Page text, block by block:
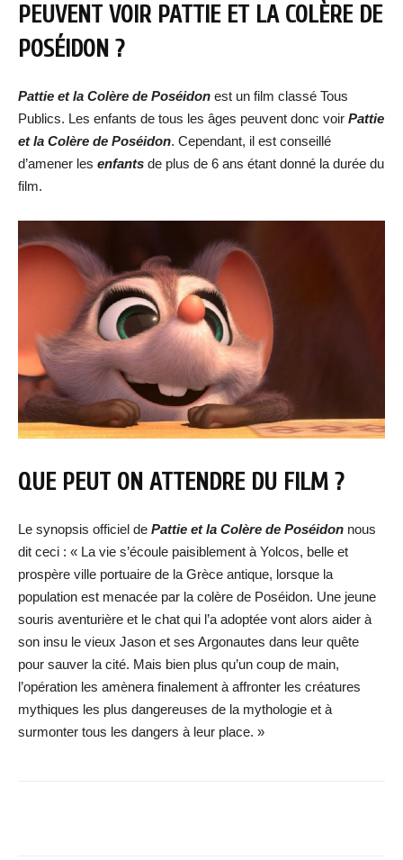
PEUVENT VOIR PATTIE ET LA COLÈRE DE
POSÉIDON ?
Pattie et la Colère de Poséidon est un film classé Tous
Publics. Les enfants de tous les âges peuvent donc voir Pattie
et la Colère de Poséidon. Cependant, il est conseillé
d’amener les enfants de plus de 6 ans étant donné la durée du
film.
QUE PEUT ON ATTENDRE DU FILM ?
Le synopsis officiel de Pattie et la Colère de Poséidon nous
dit ceci : « La vie s’écoule paisiblement à Yolcos, belle et
prospère ville portuaire de la Grèce antique, lorsque la
population est menacée par la colère de Poséidon. Une jeune
souris aventurière et le chat qui l’a adoptée vont alors aider à
son insu le vieux Jason et ses Argonautes dans leur quête
pour sauver la cité. Mais bien plus qu’un coup de main,
l’opération les amènera finalement à affronter les créatures
mythiques les plus dangereuses de la mythologie et à
surmonter tous les dangers à leur place. »